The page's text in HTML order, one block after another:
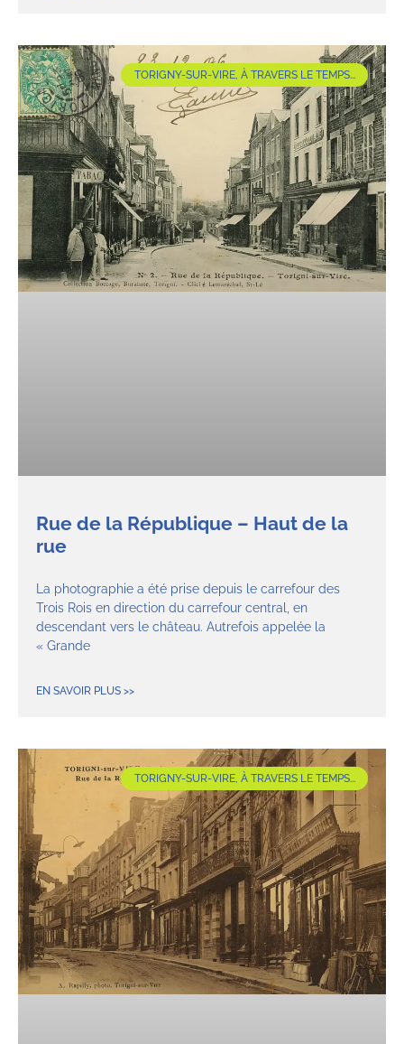
TORIGNY-SUR-VIRE, À TRAVERS LE TEMPS...
Rue de la République – Haut de la
rue
La photographie a été prise depuis le carrefour des
Trois Rois en direction du carrefour central, en
descendant vers le château. Autrefois appelée la
« Grande
EN SAVOIR PLUS >>
TORIGNY-SUR-VIRE, À TRAVERS LE TEMPS...